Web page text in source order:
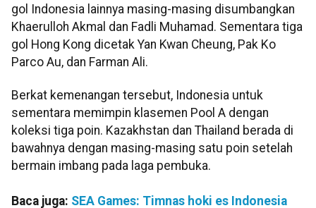
gol Indonesia lainnya masing-masing disumbangkan
Khaerulloh Akmal dan Fadli Muhamad. Sementara tiga
gol Hong Kong dicetak Yan Kwan Cheung, Pak Ko
Parco Au, dan Farman Ali.
Berkat kemenangan tersebut, Indonesia untuk
sementara memimpin klasemen Pool A dengan
koleksi tiga poin. Kazakhstan dan Thailand berada di
bawahnya dengan masing-masing satu poin setelah
bermain imbang pada laga pembuka.
Baca juga: SEA Games: Timnas hoki es Indonesia